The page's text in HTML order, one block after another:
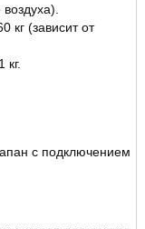
кг (зависит от
с подключением